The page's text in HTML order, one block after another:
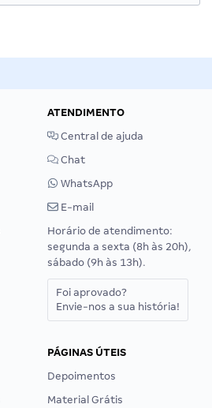
ATENDIMENTO
Central de ajuda
Chat
WhatsApp
E-mail
Horário de atendimento:
segunda a sexta (8h às 20h),
sábado (9h às 13h).
Foi aprovado?
Envie-nos a sua história!
PÁGINAS ÚTEIS
Depoimentos
Material Grátis